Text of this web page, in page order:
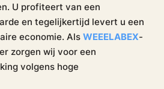
U profiteert van een
en tegelijkertijd levert u een
economie. AlsWEEELABEX-
zorgen wij voor een
volgens hoge